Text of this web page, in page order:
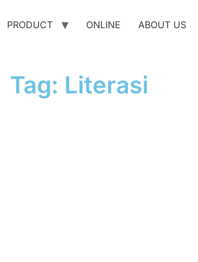
PRODUCT ONLINE ABOUT US
Tag: Literasi